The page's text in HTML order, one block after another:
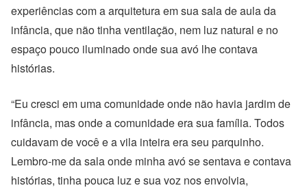
experiências com a arquitetura em sua sala de aula da
infância, que não tinha ventilação, nem luz natural e no
espaço pouco iluminado onde sua avó lhe contava
histórias.
“Eu cresci em uma comunidade onde não havia jardim de
infância, mas onde a comunidade era sua família. Todos
cuidavam de você e a vila inteira era seu parquinho.
Lembro-me da sala onde minha avó se sentava e contava
histórias, tinha pouca luz e sua voz nos envolvia,